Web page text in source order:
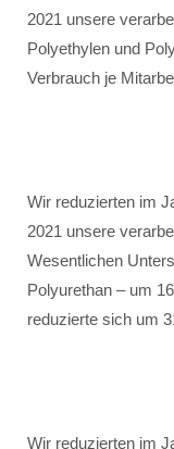
2021 unsere
Polyethylen und
Verbrauch je
Wir reduzierten im
2021 unsere
Wesentlichen
Polyurethan – um
reduzierte sich um
Wir reduzierten im